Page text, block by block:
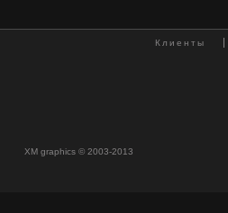
Клиенты
XM graphics © 2003-2013